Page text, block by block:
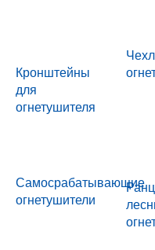
Кронштейны
для
огнетушителя
Самосрабатывающие
огнетушители